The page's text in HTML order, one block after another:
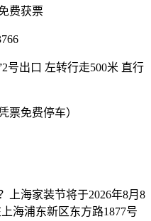
费获票
号出口 左转行走500米 直行
票免费停车）
上海家装节将于2026年8月8
海浦东新区东方路1877号